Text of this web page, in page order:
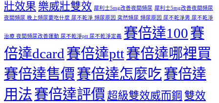
壯效果 樂威壯雙效 犀利士5mg改善夜間頻尿 犀利士5mg改善夜間頻尿
夜間頻尿 晚上頻尿要吃什麼 尿不乾淨 頻尿原因 突然頻尿 頻尿原因 尿不乾淨男 尿不乾淨
治療 夜間頻尿改善運動 尿不乾淨ptt 尿不乾淨定義 賽倍達100賽
倍達dcard 賽倍達ptt賽倍達哪裡買
賽倍達售價 賽倍達怎麼吃賽倍達
用法賽倍達評價 超級雙效威而鋼 雙效